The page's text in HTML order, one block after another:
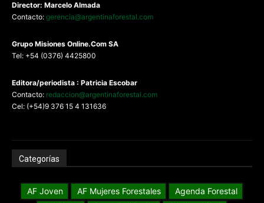
Director: Marcelo Almada
Contacto: gerencia@argentinaforestal.com
Grupo Misiones Online.Com SA
Tel: +54 (0376) 4425800
Editora/periodista : Patricia Escobar
Contacto: redaccion@argentinaforestal.com
Cel: (+54)9 376 15 4 131636
Categorías
AF Joven AF Mujeres Forestales
Agenda Forestal